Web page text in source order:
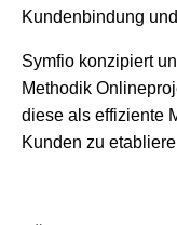
Kundenbindung
Symfio konzipiert
Methodik
diese als effiziente
Kunden zu